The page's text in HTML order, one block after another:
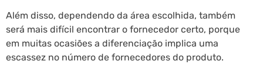
Além disso, dependendo da área escolhida, também
será mais difícil encontrar o fornecedor certo, porque
em muitas ocasiões a diferenciação implica uma
escassez no número de fornecedores do produto.